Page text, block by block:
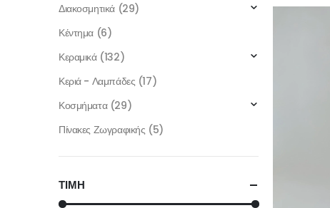
Διακοσμητικά (29)
Κέντημα (6)
Κεραμικά (132)
Κεριά - Λαμπάδες (17)
Κοσμήματα (29)
Πίνακες Ζωγραφικής (5)
ΤΙΜΗ